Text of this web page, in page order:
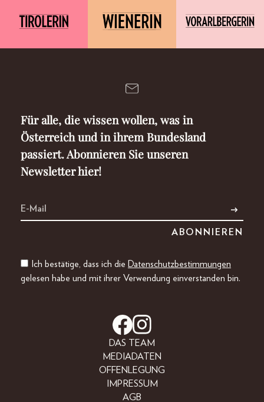
Für alle, die wissen wollen, was in
Österreich und in ihrem Bundesland
passiert. Abonnieren Sie unseren
Newsletter hier!
Ich bestätige, dass ich die Datenschutzbestimmungen
gelesen habe und mit ihrer Verwendung einverstanden bin.
DAS TEAM
MEDIADATEN
OFFENLEGUNG
IMPRESSUM
AGB